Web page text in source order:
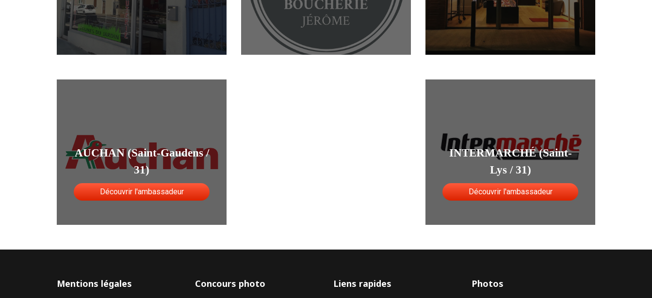
AUCHAN (Saint-Gaudens /
31)
Découvrir l'ambassadeur
INTERMARCHÉ (Saint-
Lys / 31)
Découvrir l'ambassadeur
Mentions légales Concours photo Liens rapides Photos